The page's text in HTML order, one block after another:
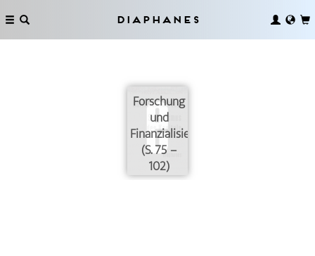
Diaphanes
Forschung
und
Finanzialisierung
(S. 75 –
102)